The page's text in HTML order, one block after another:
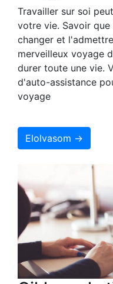
Travailler sur soi
votre vie. Savoir
changer et
merveilleux voyage
durer toute une vie.
d'auto-assistance
voyage
Elolvasom →